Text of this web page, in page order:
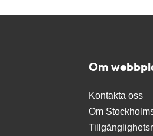
Om
Kontakta oss
Om